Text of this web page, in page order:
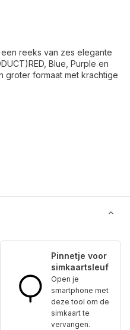
reeks van zes elegante
Blue, Purple en
groter formaat met krachtige
Pinnetje voor
simkaartsleuf
Open je
smartphone met
deze tool om de
simkaart te
vervangen.